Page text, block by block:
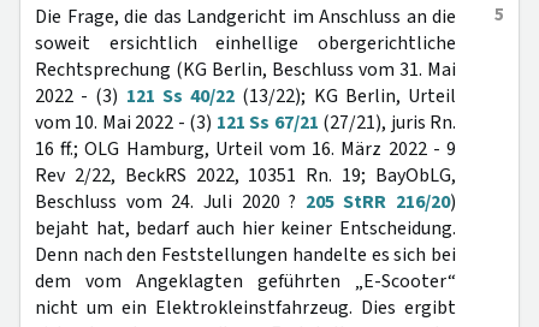
5
Die Frage, die das Landgericht im Anschluss an die
soweit ersichtlich einhellige obergerichtliche
Rechtsprechung (KG Berlin, Beschluss vom 31. Mai
2022 - (3) 121 Ss 40/22 (13/22); KG Berlin, Urteil
vom 10. Mai 2022 - (3) 121 Ss 67/21 (27/21), juris Rn.
16 ff.; OLG Hamburg, Urteil vom 16. März 2022 - 9
Rev 2/22, BeckRS 2022, 10351 Rn. 19; BayObLG,
Beschluss vom 24. Juli 2020 ? 205 StRR 216/20)
bejaht hat, bedarf auch hier keiner Entscheidung.
Denn nach den Feststellungen handelte es sich bei
dem vom Angeklagten geführten „E-Scooter“
nicht um ein Elektrokleinstfahrzeug. Dies ergibt